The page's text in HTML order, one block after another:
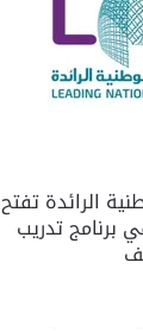
الرائدة تفتح
برنامج تدريب